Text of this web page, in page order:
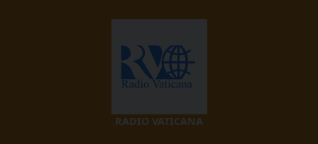
RADIO VATICANA